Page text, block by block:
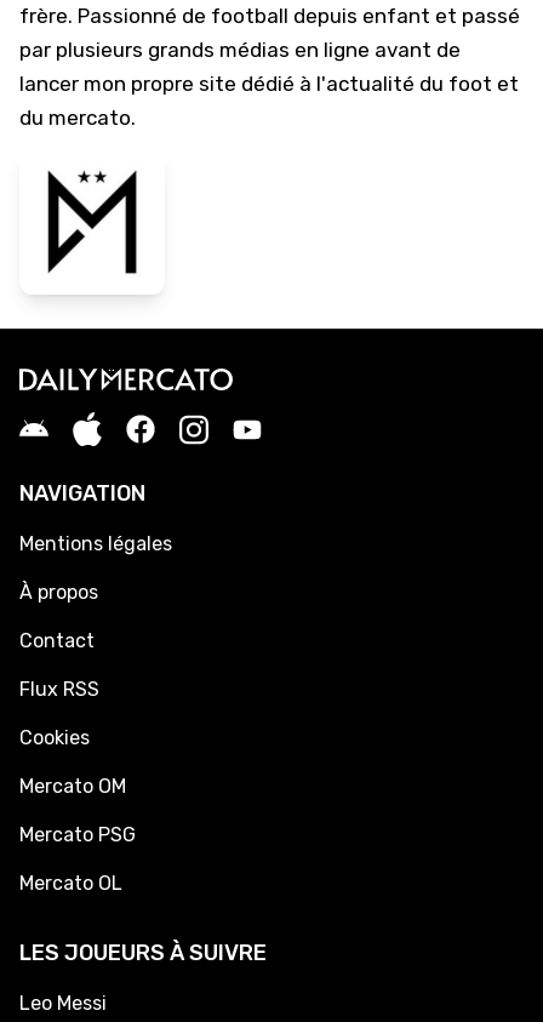
frère. Passionné de football depuis enfant et passé
par plusieurs grands médias en ligne avant de
lancer mon propre site dédié à l'actualité du foot et
du mercato.
NAVIGATION
Mentions légales
À propos
Contact
Flux RSS
Cookies
Mercato OM
Mercato PSG
Mercato OL
LES JOUEURS À SUIVRE
Leo Messi